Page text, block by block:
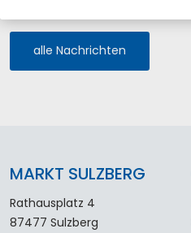
alle Nachrichten
MARKT SULZBERG
Rathausplatz 4
87477 Sulzberg